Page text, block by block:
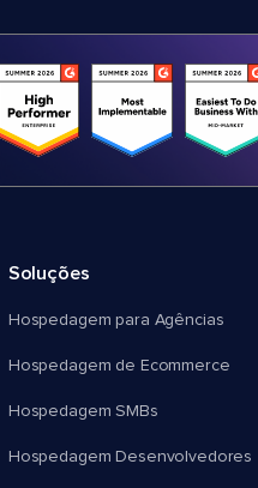
Soluções
Hospedagem para Agências
Hospedagem de Ecommerce
Hospedagem SMBs
Hospedagem Desenvolvedores